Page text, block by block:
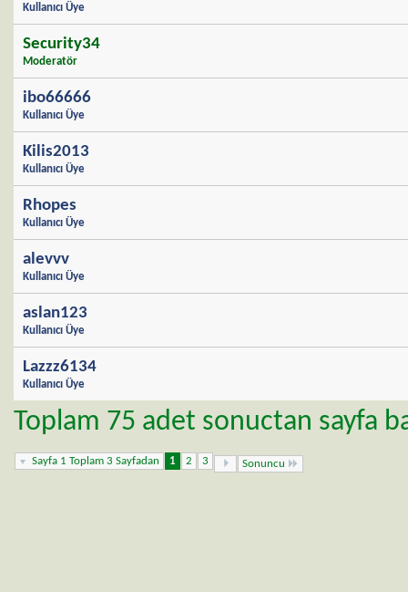
Kullanıcı Üye
Security34
Moderatör
ibo66666
Kullanıcı Üye
Kilis2013
Kullanıcı Üye
Rhopes
Kullanıcı Üye
alevvv
Kullanıcı Üye
aslan123
Kullanıcı Üye
Lazzz6134
Kullanıcı Üye
Toplam 75 adet sonuctan sayfa
Sayfa 1 Toplam 3 Sayfadan 1 2 3 Sonuncu